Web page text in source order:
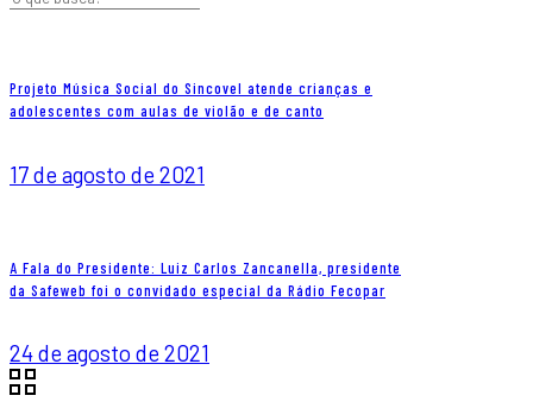
Projeto Música Social do Sincovel atende crianças e
adolescentes com aulas de violão e de canto
17 de agosto de 2021
A Fala do Presidente: Luiz Carlos Zancanella, presidente
da Safeweb foi o convidado especial da Rádio Fecopar
24 de agosto de 2021